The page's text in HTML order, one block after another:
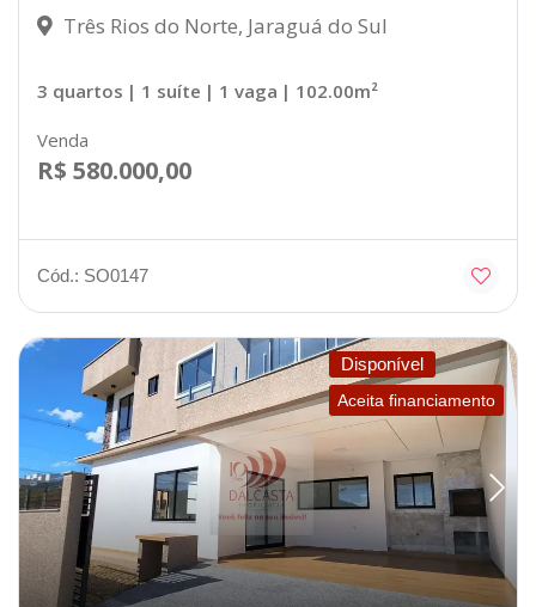
Três Rios do Norte, Jaraguá do Sul
3 quartos | 1 suíte | 1 vaga | 102.00m²
Venda
R$ 580.000,00
Cód.: SO0147
Disponível
Aceita financiamento